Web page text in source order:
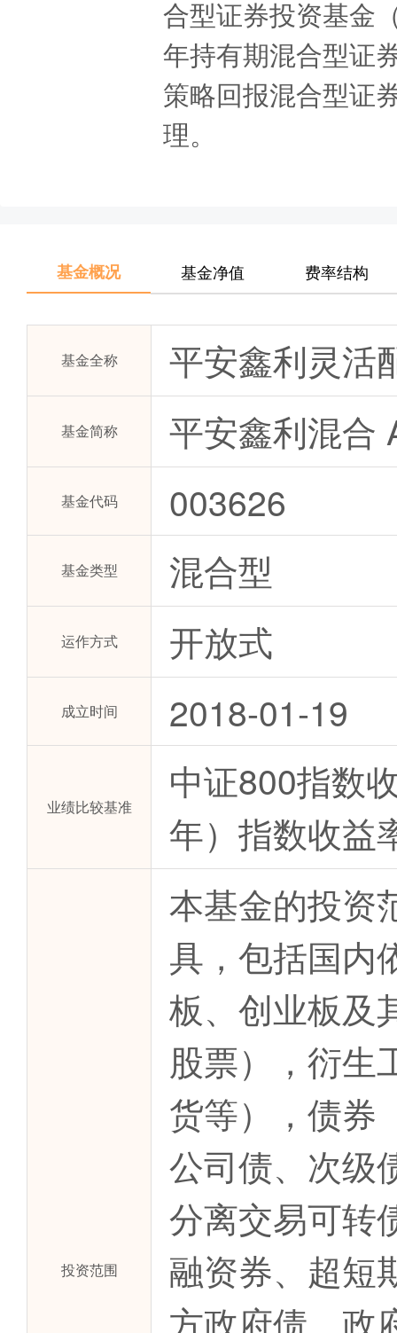
合型证券投资基金
年持有期混合型证
策略回报混合型证
理。
基金概况 基金净值 费率结构
基金全称 平安鑫利灵活
基金简称 平安鑫利混合
基金代码 003626
基金类型 混合型
运作方式 开放式
成立时间 2018-01-19
业绩比较基准
中证800指数
年）指数收益
投资范围
本基金的投资
具，包括国内
板、创业板及
股票），衍生
货等），债券
公司债、次级
分离交易可转
融资券、超短
方政府债、政